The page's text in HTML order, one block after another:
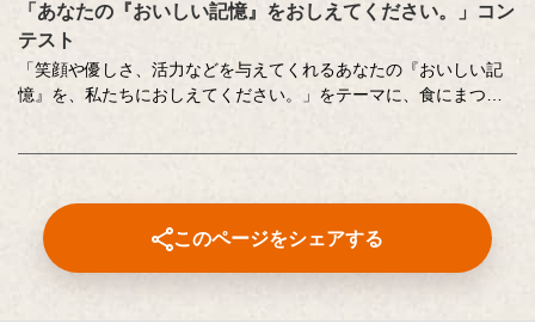
「あなたの『おいしい記憶』をおしえてください。」コン
テスト
「笑顔や優しさ、活力などを与えてくれるあなたの『おいしい記
憶』を、私たちにおしえてください。」をテーマに、食にまつわ
をつづった、歴代の受賞作品をご紹介します。
このページをシェアする